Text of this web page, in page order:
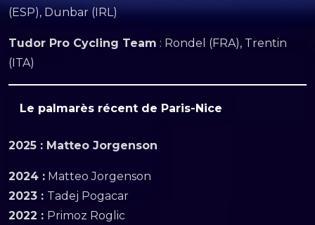
(ESP), Dunbar (IRL)
Tudor Pro Cycling Team : Rondel (FRA), Trentin
(ITA)
Le palmarès récent de Paris-Nice
2025 : Matteo Jorgenson
2024 : Matteo Jorgenson
2023 : Tadej Pogacar
2022 : Primoz Roglic